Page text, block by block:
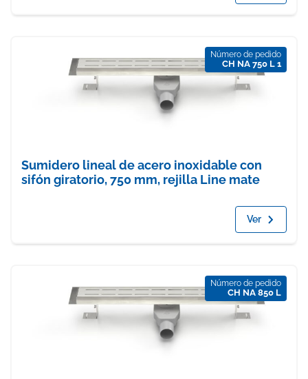
Número de pedido
CH NA 750 L 1
Sumidero lineal de acero inoxidable con
sifón giratorio, 750 mm, rejilla Line mate
Ver
Número de pedido
CH NA 850 L